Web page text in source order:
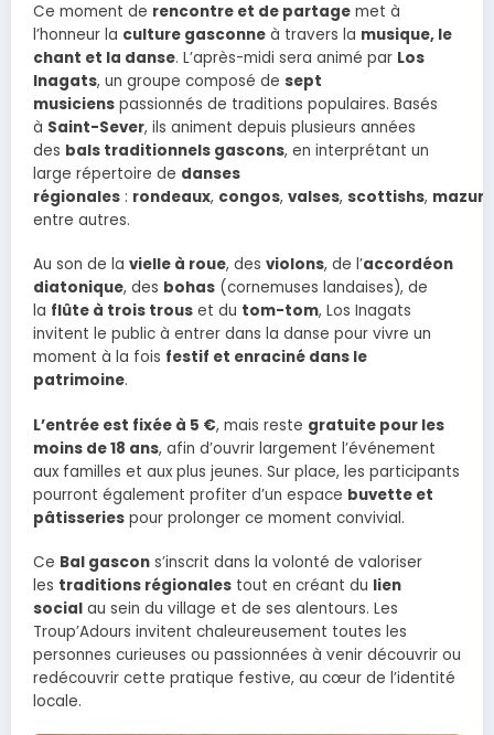
Ce moment de rencontre et de partage met à
l’honneur la culture gasconne à travers la musique, le
chant et la danse. L’après-midi sera animé par Los
Inagats, un groupe composé de sept
musiciens passionnés de traditions populaires. Basés
à Saint-Sever, ils animent depuis plusieurs années
des bals traditionnels gascons, en interprétant un
large répertoire de danses
régionales : rondeaux, congos, valses, scottishs,
entre autres.
Au son de la vielle à roue, des violons, de l’accordéon
diatonique, des bohas (cornemuses landaises), de
la flûte à trois trous et du tom-tom, Los Inagats
invitent le public à entrer dans la danse pour vivre un
moment à la fois festif et enraciné dans le
patrimoine.
L’entrée est fixée à 5 €, mais reste gratuite pour les
moins de 18 ans, afin d’ouvrir largement l’événement
aux familles et aux plus jeunes. Sur place, les participants
pourront également profiter d’un espace buvette et
pâtisseries pour prolonger ce moment convivial.
Ce Bal gascon s’inscrit dans la volonté de valoriser
les traditions régionales tout en créant du lien
social au sein du village et de ses alentours. Les
Troup’Adours invitent chaleureusement toutes les
personnes curieuses ou passionnées à venir découvrir ou
redécouvrir cette pratique festive, au cœur de l’identité
locale.